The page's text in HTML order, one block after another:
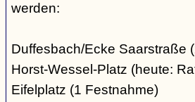
werden:
Duffesbach/Ecke Saarstraße
Horst-Wessel-Platz (heute:
Eifelplatz (1 Festnahme)